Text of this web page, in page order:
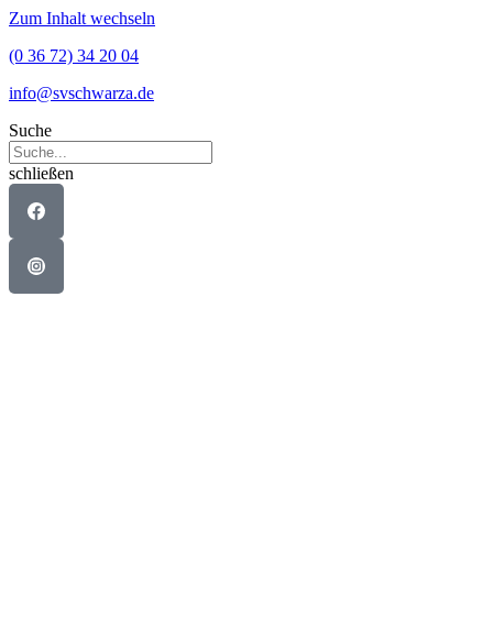
Zum Inhalt wechseln
(0 36 72) 34 20 04
info@svschwarza.de
Suche
schließen